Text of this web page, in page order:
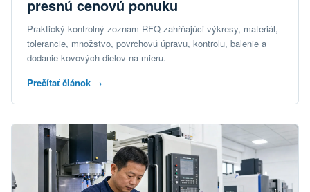
presnú cenovú ponuku
Praktický kontrolný zoznam RFQ zahŕňajúci výkresy, materiál,
tolerancie, množstvo, povrchovú úpravu, kontrolu, balenie a
dodanie kovových dielov na mieru.
Prečítať článok →